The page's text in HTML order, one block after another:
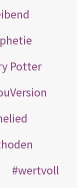
Potter
wertvoll